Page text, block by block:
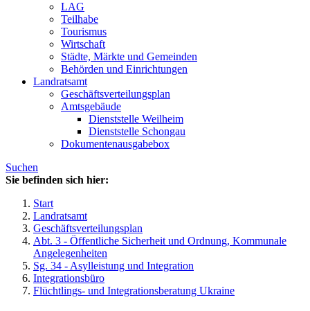
LAG
Teilhabe
Tourismus
Wirtschaft
Städte, Märkte und Gemeinden
Behörden und Einrichtungen
Landratsamt
Geschäftsverteilungsplan
Amtsgebäude
Dienststelle Weilheim
Dienststelle Schongau
Dokumentenausgabebox
Suchen
Sie befinden sich hier:
Start
Landratsamt
Geschäftsverteilungsplan
Abt. 3 - Öffentliche Sicherheit und Ordnung, Kommunale
Angelegenheiten
Sg. 34 - Asylleistung und Integration
Integrationsbüro
Flüchtlings- und Integrationsberatung Ukraine